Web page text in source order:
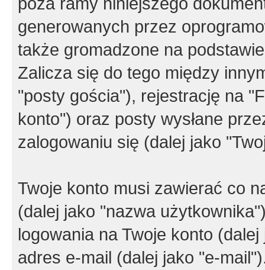
generowanych przez
także gromadzone na
Zalicza się do tego między
"posty gościa"), rejestrację na
konto") oraz posty wysłane
zalogowaniu się (dalej jako
Twoje konto musi zawierać co
(dalej jako "nazwa
logowania na Twoje konto
adres e-mail (dalej jako "e-